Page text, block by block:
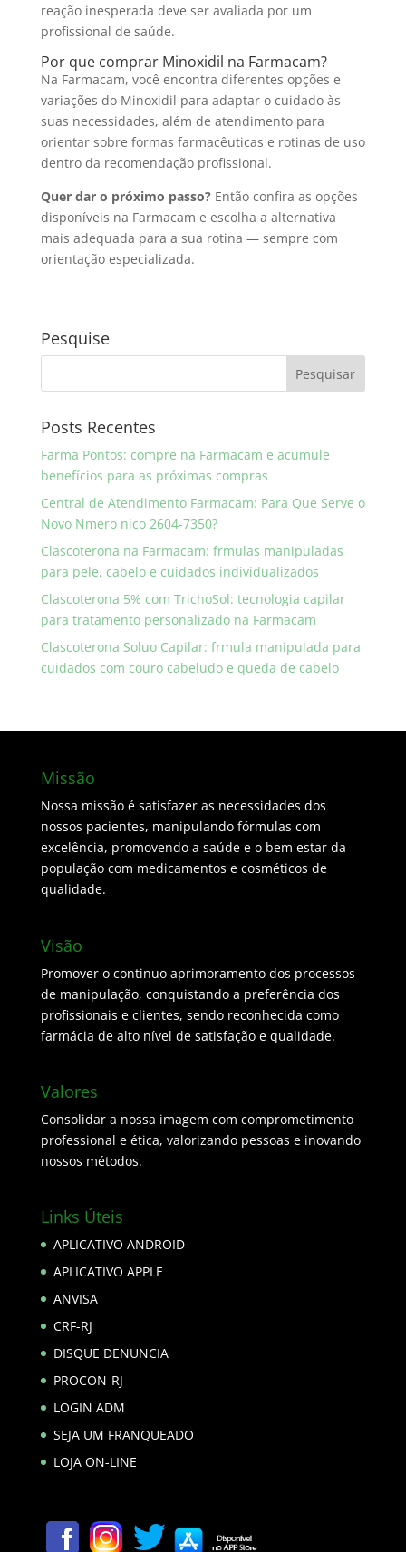
reação inesperada deve ser avaliada por um
profissional de saúde.
Por que comprar Minoxidil na Farmacam?
Na Farmacam, você encontra diferentes opções e
variações do Minoxidil para adaptar o cuidado às
suas necessidades, além de atendimento para
orientar sobre formas farmacêuticas e rotinas de uso
dentro da recomendação profissional.
Quer dar o próximo passo?Então confira as opções
disponíveis na Farmacam e escolha a alternativa
mais adequada para a sua rotina — sempre com
orientação especializada.
Pesquise
Posts Recentes
Farma Pontos: compre na Farmacam e acumule
benefícios para as próximas compras
Central de Atendimento Farmacam: Para Que Serve o
Novo Nmero nico 2604-7350?
Clascoterona na Farmacam: frmulas manipuladas
para pele, cabelo e cuidados individualizados
Clascoterona 5% com TrichoSol: tecnologia capilar
para tratamento personalizado na Farmacam
Clascoterona Soluo Capilar: frmula manipulada para
cuidados com couro cabeludo e queda de cabelo
Missão
Nossa missão é satisfazer as necessidades dos
nossos pacientes, manipulando fórmulas com
excelência, promovendo a saúde e o bem estar da
população com medicamentos e cosméticos de
qualidade.
Visão
Promover o continuo aprimoramento dos processos
de manipulação, conquistando a preferência dos
profissionais e clientes, sendo reconhecida como
farmácia de alto nível de satisfação e qualidade.
Valores
Consolidar a nossa imagem com comprometimento
professional e ética, valorizando pessoas e inovando
nossos métodos.
Links Úteis
APLICATIVO ANDROID
APLICATIVO APPLE
ANVISA
CRF-RJ
DISQUE DENUNCIA
PROCON-RJ
LOGIN ADM
SEJA UM FRANQUEADO
LOJA ON-LINE